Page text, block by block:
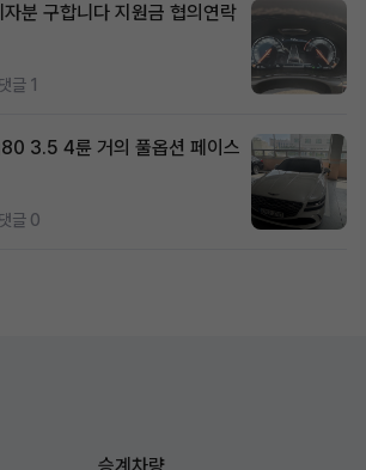
분 구합니다 지원금 협의연락
댓글 1
3.5 4륜 거의 풀옵션 페이스
댓글 0